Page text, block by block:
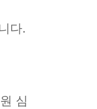
다.
심